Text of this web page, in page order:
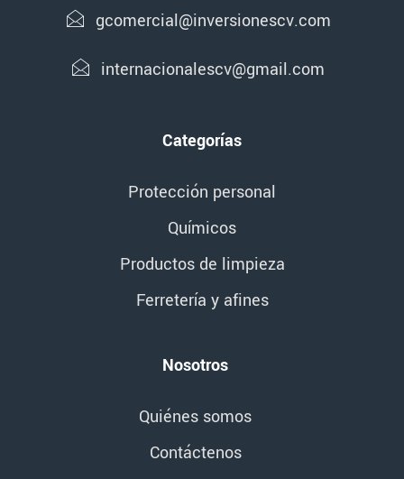
gcomercial@inversionescv.com
internacionalescv@gmail.com
Categorías
Protección personal
Químicos
Productos de limpieza
Ferretería y afines
Nosotros
Quiénes somos
Contáctenos